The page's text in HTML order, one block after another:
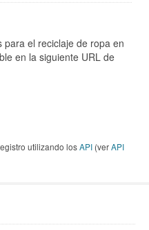
para el reciclaje de ropa en
en la siguiente URL de
utilizando losAPI (verAPI